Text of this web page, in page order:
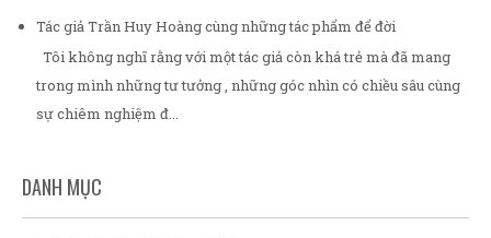
Tác giả Trần Huy Hoàng cùng những tác phẩm để đời
Tôi không nghĩ rằng với một tác giả còn khá trẻ mà đã mang
trong mình những tư tưởng , những góc nhìn có chiều sâu cùng
sự chiêm nghiệm đ...
DANH MỤC